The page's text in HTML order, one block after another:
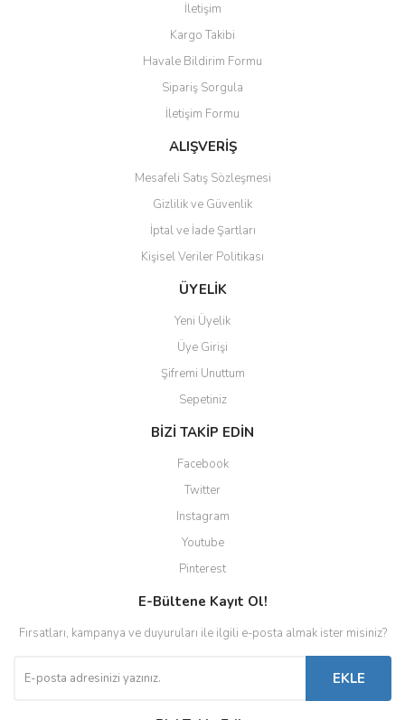
Bu ürüne benzer farklı alternatifler olmalı.
İletişim
Kargo Takibi
Havale Bildirim Formu
Sipariş Sorgula
İletişim Formu
ALIŞVERİŞ
Mesafeli Satış Sözleşmesi
Gizlilik ve Güvenlik
İptal ve İade Şartları
Kişisel Veriler Politikası
ÜYELİK
Yeni Üyelik
Üye Girişi
Şifremi Unuttum
Sepetiniz
BİZİ TAKİP EDİN
Facebook
Twitter
Instagram
Youtube
Pinterest
E-Bültene Kayıt Ol!
Fırsatları, kampanya ve duyuruları ile ilgili e-posta almak ister misiniz?
EKLE